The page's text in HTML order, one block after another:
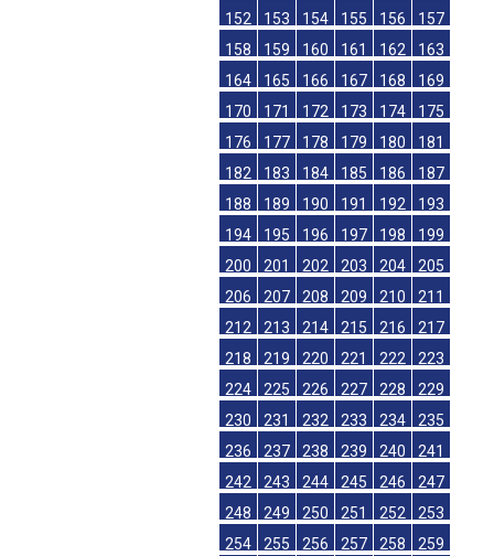
152
153 154 155 156
157
158
159 160 161 162
163
164
165 166 167 168
169
170
171 172 173 174
175
176
177 178 179 180
181
182
183 184 185 186
187
188
189 190 191 192
193
194
195 196 197 198
199
200
201 202 203 204
205
206
207 208 209 210
211
212
213 214 215 216
217
218
219 220 221 222
223
224
225 226 227 228
229
230
231 232 233 234
235
236
237 238 239 240
241
242
243 244 245 246
247
248
249 250 251 252
253
254
255 256 257 258
259